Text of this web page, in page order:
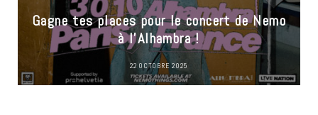
Gagne tes places pour le concert de Nemo
à l’Alhambra !
22 OCTOBRE 2025